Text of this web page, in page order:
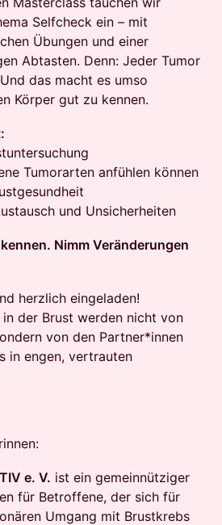
Selfcheck ein – mit
Übungen und einer
Abtasten. Denn: Jeder Tumor
das macht es umso
Körper gut zu kennen.
Tumorarten anfühlen können
und Unsicherheiten
Nimm Veränderungen
herzlich eingeladen!
in der Brust werden nicht von
von den Partner*innen
in engen, vertrauten
e. V. ist ein gemeinnütziger
für Betroffene, der sich für
Umgang mit Brustkrebs